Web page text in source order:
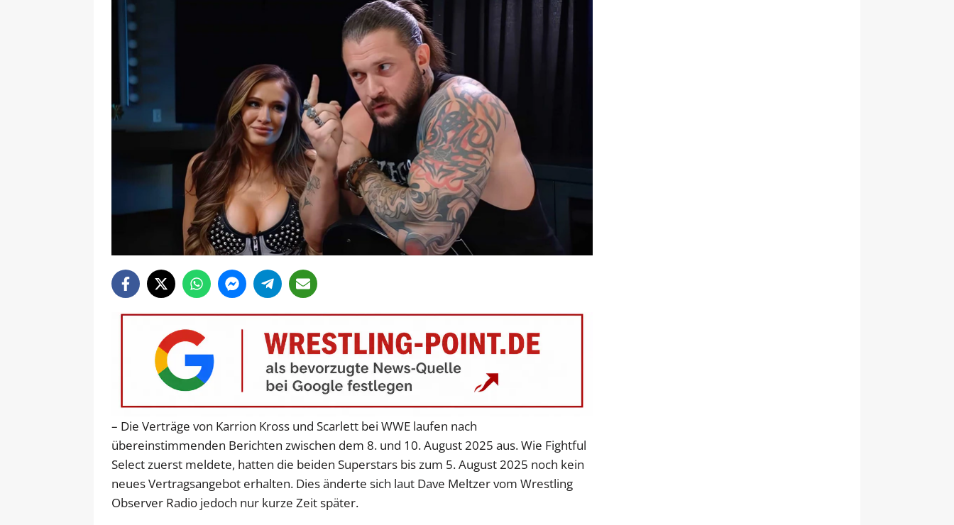
– Die Verträge von Karrion Kross und Scarlett bei WWE laufen nach
übereinstimmenden Berichten zwischen dem 8. und 10. August 2025 aus. Wie Fightful
Select zuerst meldete, hatten die beiden Superstars bis zum 5. August 2025 noch kein
neues Vertragsangebot erhalten. Dies änderte sich laut Dave Meltzer vom Wrestling
Observer Radio jedoch nur kurze Zeit später.